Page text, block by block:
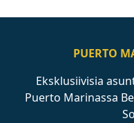
PUERTO
Eksklusiivisia
Puerto Marinassa